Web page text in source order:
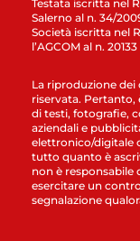
Testata iscritta nel
Salerno al n. 34/
Società iscritta nel
l’AGCOM al n. 20133
La riproduzione dei
riservata. Pertanto,
di testi, fotografie,
aziendali e
elettronico/digitale
tutto quanto è
non è
esercitare un
segnalazione